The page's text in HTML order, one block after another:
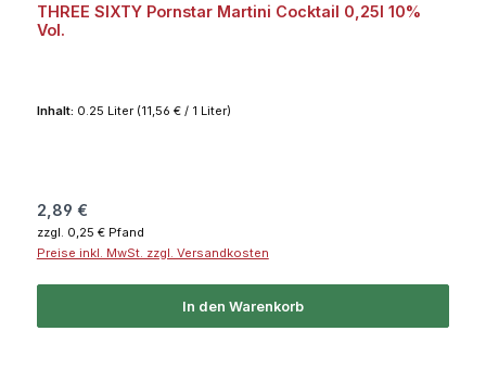
THREE SIXTY Pornstar Martini Cocktail 0,25l 10%
Vol.
Inhalt: 0.25 Liter (11,56 € / 1 Liter)
Regulärer Preis:
2,89 €
zzgl. 0,25 € Pfand
Preise inkl. MwSt. zzgl. Versandkosten
In den Warenkorb